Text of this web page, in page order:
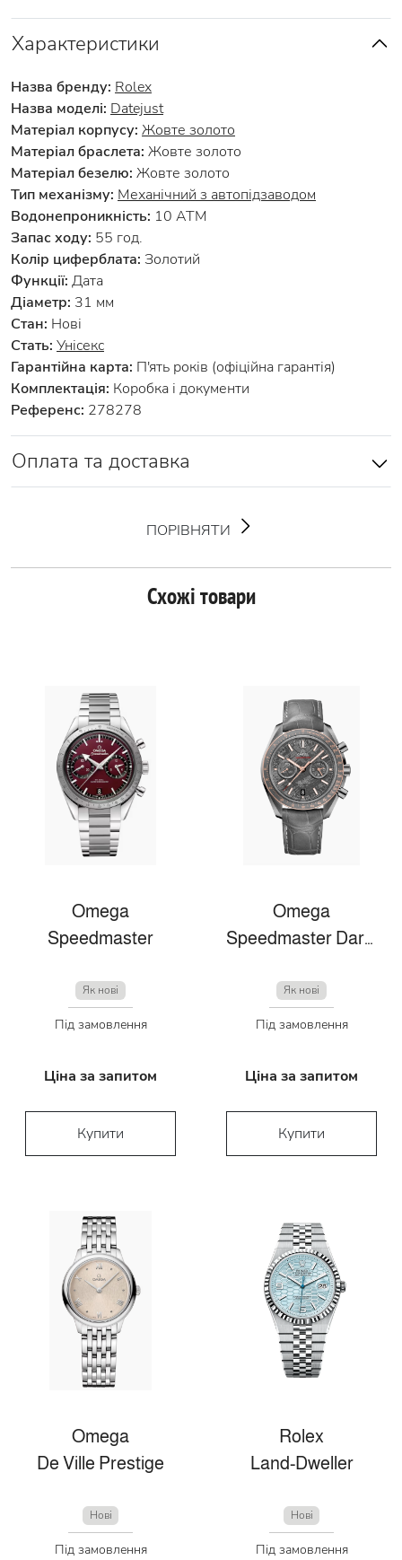
Характеристики
Назва бренду: Rolex
Назва моделі: Datejust
Матеріал корпусу: Жовте золото
Матеріал браслета: Жовте золото
Матеріал безелю: Жовте золото
Тип механізму: Механічний з автопідзаводом
Водонепроникність: 10 АТМ
Запас ходу: 55 год.
Колір циферблата: Золотий
Функції: Дата
Діаметр: 31 мм
Стан: Нові
Стать: Унісекс
Гарантійна карта: П'ять років (офіційна гарантія)
Комплектація: Коробка і документи
Референс: 278278
Оплата та доставка
ПОРІВНЯТИ
Схожі товари
Omega
Speedmaster
Як нові
Під замовлення
Ціна за запитом
Купити
Omega
Speedmaster Dark Side Of The Moon
Як нові
Під замовлення
Ціна за запитом
Купити
Omega
De Ville Prestige
Нові
Під замовлення
Rolex
Land-Dweller
Нові
Під замовлення